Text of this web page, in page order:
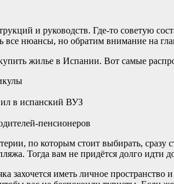
и руководств. Где-то советую
все нюансы, но обратим внимание на
жилье в Испании. Вот самые
в испанский ВУЗ
пенсионеров
по которым стоит выбирать,
Тогда вам не придётся долго идти
иметь личное пространство